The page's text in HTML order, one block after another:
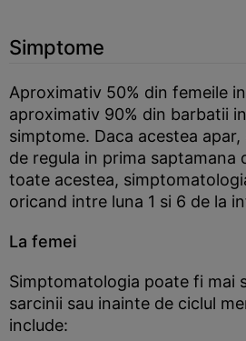
Simptome
Aproximativ 50% din femeile
aproximativ 90% din barbatii
simptome. Daca acestea
de regula in prima saptamana
toate acestea,
oricand intre luna 1 si 6 de la
La femei
Simptomatologia poate fi mai
sarcinii sau inainte de ciclul
include: